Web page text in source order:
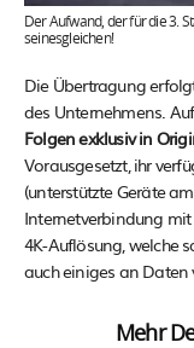
Der Aufwand, der für die 3.
seinesgleichen!
Die Übertragung
des Unternehmens.
Folgen exklusiv in
Vorausgesetzt, ihr
(unterstützte Geräte
Internetverbindung
4K-Auflösung, welche
auch einiges an Daten
Mehr